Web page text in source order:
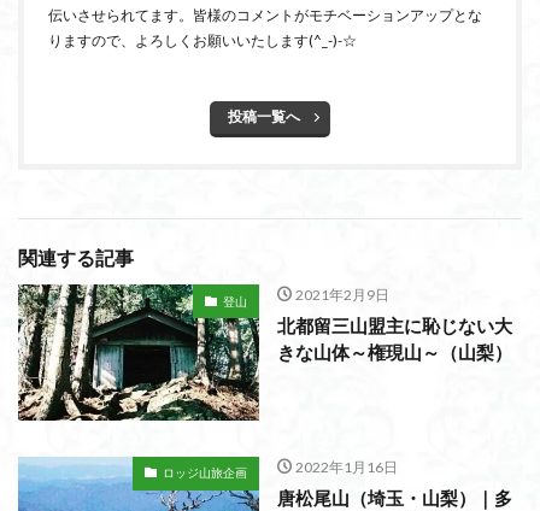
伝いさせられてます。皆様のコメントがモチベーションアップとな
りますので、よろしくお願いいたします(^_-)-☆
投稿一覧へ
関連する記事
登山 2021年2月9日
北都留三山盟主に恥じない大
きな山体～権現山～（山梨）
ロッジ山旅企画 2022年1月16日
唐松尾山（埼玉・山梨）｜多